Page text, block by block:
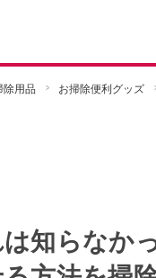
除用品 お掃除便利グッズ
は知らなか